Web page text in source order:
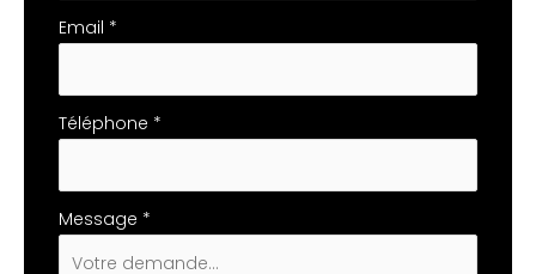
Email *
Téléphone *
Message *